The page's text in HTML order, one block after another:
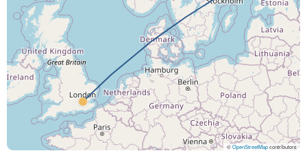
©OpenStreetMapcontributors